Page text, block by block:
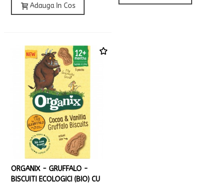
Adauga In Cos
ORGANIX - GRUFFALO -
BISCUITI ECOLOGICI (BIO) CU